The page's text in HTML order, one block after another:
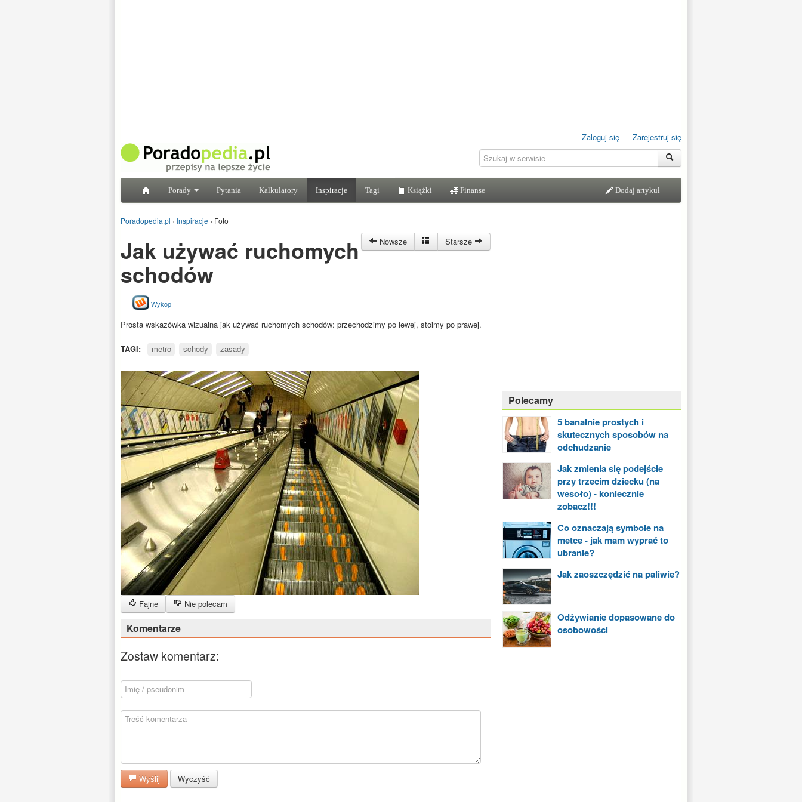
Zaloguj się Zarejestruj się
Porady Pytania Kalkulatory Inspiracje Tagi Książki Finanse Dodaj artykuł
Poradopedia.pl › Inspiracje › Foto
Nowsze Starsze
Jak używać ruchomych
schodów
Wykop
Prosta wskazówka wizualna jak używać ruchomych schodów: przechodzimy po lewej, stoimy po prawej.
TAGI: metro schody zasady
Fajne Nie polecam
Komentarze
Zostaw komentarz:
Wyślij Wyczyść
Polecamy
5 banalnie prostych i
skutecznych sposobów na
odchudzanie
Jak zmienia się podejście
przy trzecim dziecku (na
wesoło) - koniecznie
zobacz!!!
Co oznaczają symbole na
metce - jak mam wyprać to
ubranie?
Jak zaoszczędzić na paliwie?
Odżywianie dopasowane do
osobowości